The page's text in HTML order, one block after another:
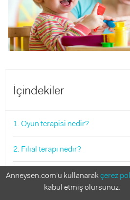
İçindekiler
1. Oyun terapisi nedir?
2. Filial terapi nedir?
3. Deneyimsel oyun terapisi
Anneysen.com'u kullanarakçerez
kabul etmiş olursunuz.